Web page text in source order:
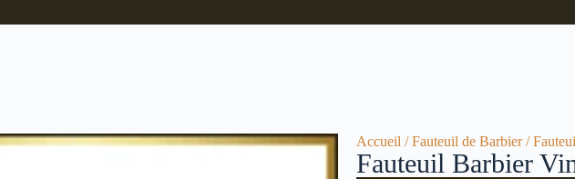
Accueil /Fauteuil de Barbier/
Fauteuil Barbier